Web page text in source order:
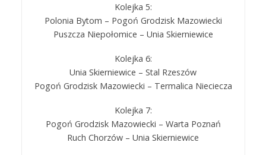
Kolejka 5:
Polonia Bytom – Pogoń Grodzisk Mazowiecki
Puszcza Niepołomice – Unia Skierniewice
Kolejka 6:
Unia Skierniewice – Stal Rzeszów
Pogoń Grodzisk Mazowiecki – Termalica Nieciecza
Kolejka 7:
Pogoń Grodzisk Mazowiecki – Warta Poznań
Ruch Chorzów – Unia Skierniewice